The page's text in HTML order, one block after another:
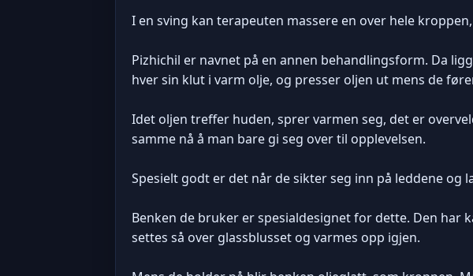
I en sving kan terapeuten massere en over hele
Pizhichil er navnet på en annen behandlingsform. Da
hver sin klut i varm olje, og presser oljen ut mens de
Idet oljen treffer huden, sprer varmen seg, det er
samme nå å man bare gi seg over til opplevelsen.
Spesielt godt er det når de sikter seg inn på leddene
Benken de bruker er spesialdesignet for dette. Den
settes så over glassblusset og varmes opp igjen.